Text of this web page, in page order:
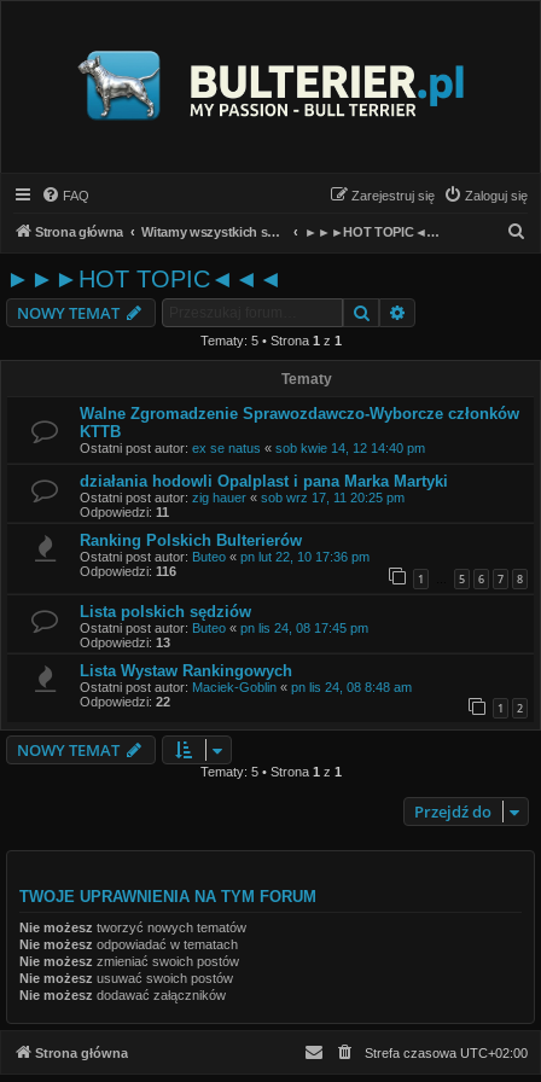
FAQ Zaloguj się
Zarejestruj się
Strona główna Witamy wszystkich sympatyków rasy! ►►►HOT TOPIC◄◄◄
►►►HOT TOPIC◄◄◄
NOWY TEMAT Szukaj
Tematy: 5 • Strona 1 z 1
Tematy
Walne Zgromadzenie Sprawozdawczo-Wyborcze członków
KTTB
Ostatni post autor: ex se natus « sob kwie 14, 12 14:40 pm
działania hodowli Opalplast i pana Marka Martyki
Ostatni post autor: zig hauer « sob wrz 17, 11 20:25 pm
Odpowiedzi: 11
Ranking Polskich Bulterierów
Ostatni post autor: Buteo « pn lut 22, 10 17:36 pm
Odpowiedzi: 116 1 5 6 7 8
Lista polskich sędziów
Ostatni post autor: Buteo « pn lis 24, 08 17:45 pm
Odpowiedzi: 13
Lista Wystaw Rankingowych
Ostatni post autor: Maciek-Goblin « pn lis 24, 08 8:48 am
Odpowiedzi: 22 1 2
NOWY TEMAT
Tematy: 5 • Strona 1 z 1
Przejdź do
TWOJE UPRAWNIENIA NA TYM FORUM
Nie możesz tworzyć nowych tematów
Nie możesz odpowiadać w tematach
Nie możesz zmieniać swoich postów
Nie możesz usuwać swoich postów
Nie możesz dodawać załączników
Strona główna Strefa czasowa UTC+02:00